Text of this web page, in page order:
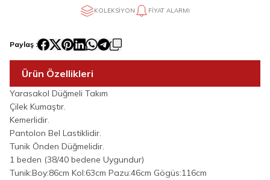
KOLEKSIYON FIYAT ALARMI
Paylaş :
Ürün Özellikleri
Yarasakol Düğmeli Takım
Çilek Kumaştır.
Kemerlidir.
Pantolon Bel Lastiklidir.
Tunik Önden Düğmelidir.
1 beden (38/40 bedene Uygundur)
Tunik:Boy:86cm Kol:63cm Pazu:46cm Gögüs:116cm